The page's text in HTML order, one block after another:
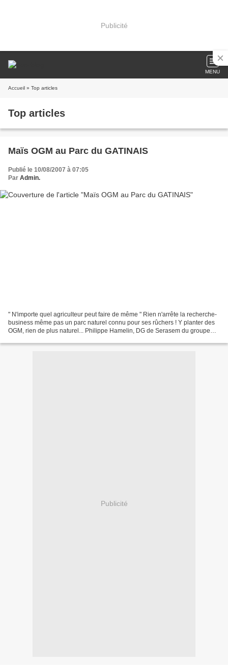
Publicité
MENU
Accueil » Top articles
Top articles
Maïs OGM au Parc du GATINAIS
Publié le 10/08/2007 à 07:05
Par Admin.
" N'importe quel agriculteur peut faire de même " Rien n'arrête la recherche-
business même pas un parc naturel connu pour ses rûchers ! Y planter des
OGM, rien de plus naturel... Philippe Hamelin, DG de Serasem du groupe
Publicité